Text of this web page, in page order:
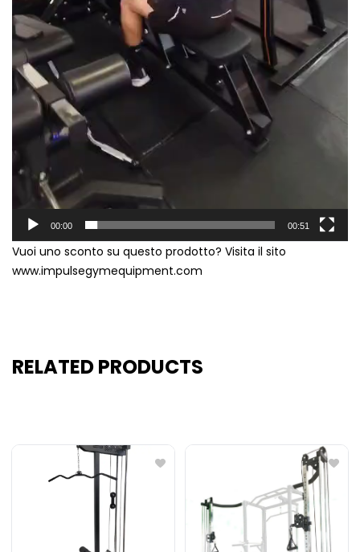
00:00 00:51
Vuoi uno sconto su questo prodotto? Visita il sito
www.impulsegymequipment.com
RELATED PRODUCTS